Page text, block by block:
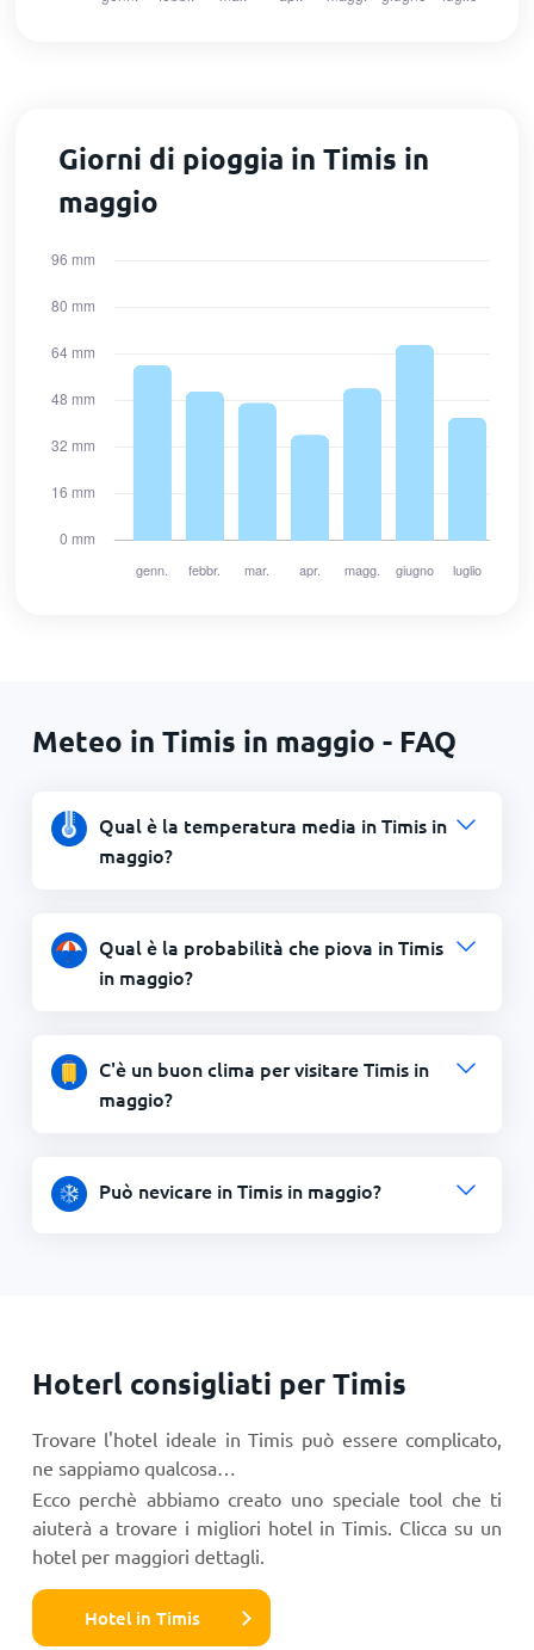
Giorni di pioggia in Timis in
maggio
Meteo in Timis in maggio - FAQ
Qual è la temperatura media in Timis in
maggio?
Qual è la probabilità che piova in Timis
in maggio?
C'è un buon clima per visitare Timis in
maggio?
Può nevicare in Timis in maggio?
Hoterl consigliati per Timis
Trovare l'hotel ideale in Timis può essere complicato,
ne sappiamo qualcosa…
Ecco perchè abbiamo creato uno speciale tool che ti
aiuterà a trovare i migliori hotel in Timis. Clicca su un
hotel per maggiori dettagli.
Hotel in Timis